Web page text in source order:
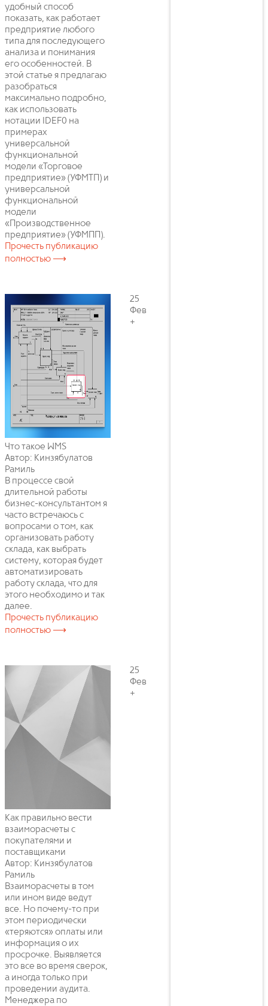
удобный способ
показать, как работает
предприятие любого
типа для последующего
анализа и понимания
его особенностей. В
этой статье я предлагаю
разобраться
максимально подробно,
как использовать
нотации IDEF0 на
примерах
универсальной
функциональной
модели «Торговое
предприятие» (УФМТП) и
универсальной
функциональной
модели
«Производственное
предприятие» (УФМПП).
Прочесть публикацию
полностью ⟶
Что такое WMS
Автор: Кинзябулатов
Рамиль
В процессе свой
длительной работы
бизнес-консультантом я
часто встречаюсь с
вопросами о том, как
организовать работу
склада, как выбрать
систему, которая будет
автоматизировать
работу склада, что для
этого необходимо и так
далее.
Прочесть публикацию
полностью ⟶
25
Фев
+
Как правильно вести
взаиморасчеты с
покупателями и
поставщиками
Автор: Кинзябулатов
Рамиль
Взаиморасчеты в том
или ином виде ведут
все. Но почему-то при
этом периодически
«теряются» оплаты или
информация о их
просрочке. Выявляется
это все во время сверок,
а иногда только при
проведении аудита.
Менеджера по
25
Фев
+